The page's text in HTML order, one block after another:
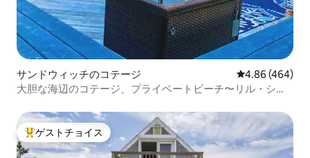
サンドウィッチのコテージ レビュー464
4.86 (464)
大胆な海辺のコテージ、プライベートビーチ〜リル・シ
大好評のゲストチョイスです。
ゲストチョイス